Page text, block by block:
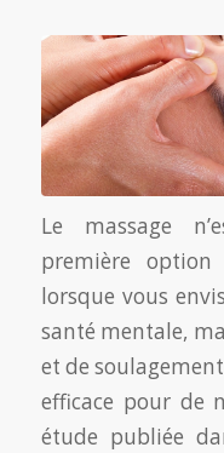
Le massage
première
lorsque vous
santé mentale,
et de
efficace pour de
étude publiée